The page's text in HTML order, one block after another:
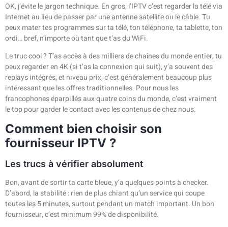
OK, j’évite le jargon technique. En gros, l’IPTV c’est regarder la télé via
Internet au lieu de passer par une antenne satellite ou le câble. Tu
peux mater tes programmes sur ta télé, ton téléphone, ta tablette, ton
ordi… bref, n’importe où tant que t’as du WiFi.
Le truc cool ? T’as accès à des milliers de chaînes du monde entier, tu
peux regarder en 4K (si t’as la connexion qui suit), y’a souvent des
replays intégrés, et niveau prix, c’est généralement beaucoup plus
intéressant que les offres traditionnelles. Pour nous les
francophones éparpillés aux quatre coins du monde, c’est vraiment
le top pour garder le contact avec les contenus de chez nous.
Comment bien choisir son
fournisseur IPTV ?
Les trucs à vérifier absolument
Bon, avant de sortir ta carte bleue, y’a quelques points à checker.
D’abord, la stabilité : rien de plus chiant qu’un service qui coupe
toutes les 5 minutes, surtout pendant un match important. Un bon
fournisseur, c’est minimum 99% de disponibilité.